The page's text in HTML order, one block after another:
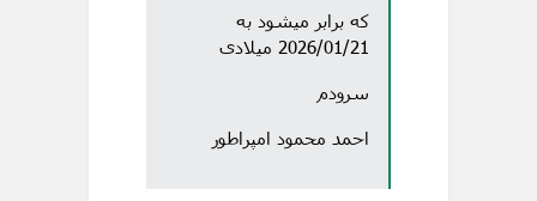
که برابر میشود به
2026/01/21 میلادی
سرودم
احمد محمود امپراطور